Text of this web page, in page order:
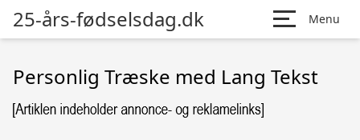
25-års-fødselsdag.dk Menu
Personlig Træske med Lang Tekst